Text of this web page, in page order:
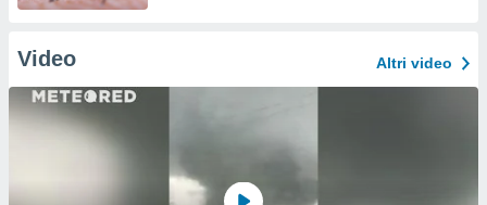
Video Altri video